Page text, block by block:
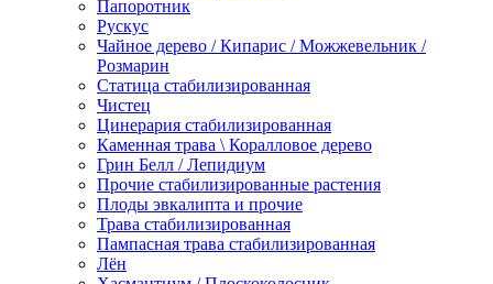
Папоротник
Рускус
Чайное дерево / Кипарис / Можжевельник /
Розмарин
Статица стабилизированная
Чистец
Цинерария стабилизированная
Каменная трава \ Коралловое дерево
Грин Белл / Лепидиум
Прочие стабилизированные растения
Плоды эвкалипта и прочие
Трава стабилизированная
Пампасная трава стабилизированная
Лён